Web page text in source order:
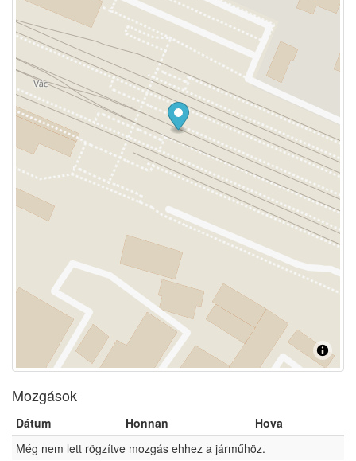
Mozgások
Dátum Honnan
Hova
Még nem lett rögzítve mozgás ehhez a járműhöz.